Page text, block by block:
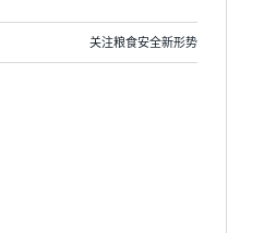
关注粮食安全新形势